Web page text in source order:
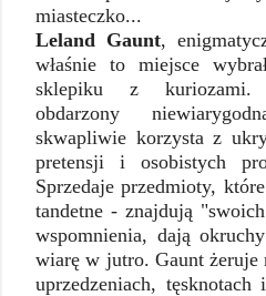
miasteczko...
Leland Gaunt,
właśnie to miejsce
sklepiku z kuriozami.
obdarzony
skwapliwie korzysta z
pretensji i osobistych
Sprzedaje przedmioty,
tandetne - znajdują
wspomnienia, dają
wiarę w jutro. Gaunt żeruje
uprzedzeniach,